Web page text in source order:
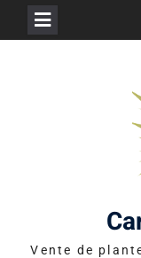
Vente de